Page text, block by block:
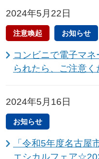
2024年5月22日
注意喚起 お知らせ
コンビニで電子マ
られたら、ご注意く
2024年5月16日
お知らせ
「令和5年度名古